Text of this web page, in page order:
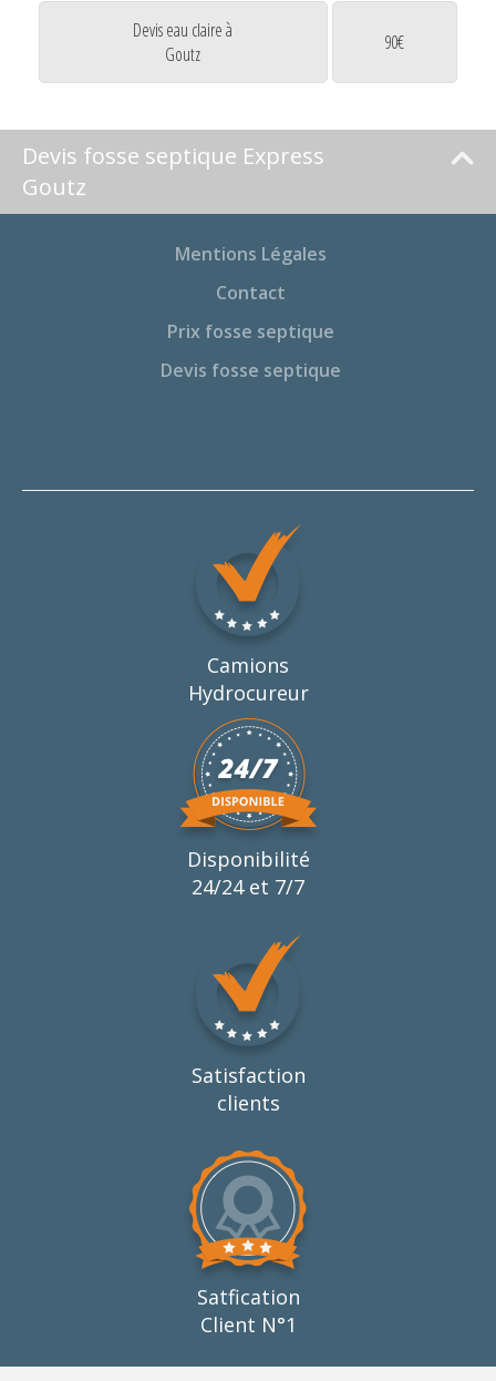
Devis eau claire à
Goutz
90€
Devis fosse septique Express
Goutz
Mentions Légales
Contact
Prix fosse septique
Devis fosse septique
Camions
Hydrocureur
Disponibilité
24/24 et 7/7
Satisfaction
clients
Satfication
Client N°1